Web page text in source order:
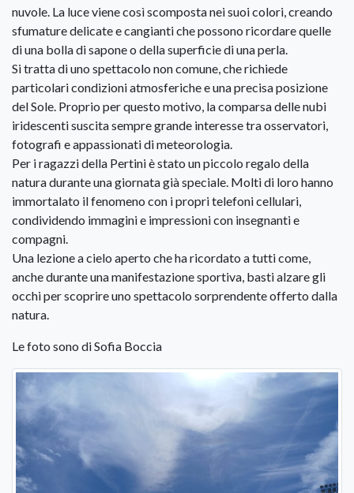
nuvole. La luce viene così scomposta nei suoi colori, creando
sfumature delicate e cangianti che possono ricordare quelle
di una bolla di sapone o della superficie di una perla.
Si tratta di uno spettacolo non comune, che richiede
particolari condizioni atmosferiche e una precisa posizione
del Sole. Proprio per questo motivo, la comparsa delle nubi
iridescenti suscita sempre grande interesse tra osservatori,
fotografi e appassionati di meteorologia.
Per i ragazzi della Pertini è stato un piccolo regalo della
natura durante una giornata già speciale. Molti di loro hanno
immortalato il fenomeno con i propri telefoni cellulari,
condividendo immagini e impressioni con insegnanti e
compagni.
Una lezione a cielo aperto che ha ricordato a tutti come,
anche durante una manifestazione sportiva, basti alzare gli
occhi per scoprire uno spettacolo sorprendente offerto dalla
natura.
Le foto sono di Sofia Boccia